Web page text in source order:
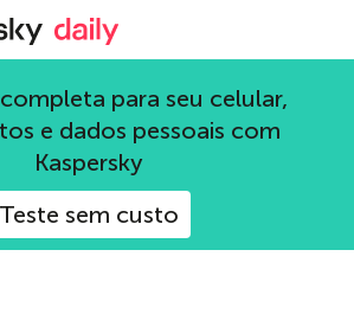
Blog oficial da Kaspersky
para seu celular,
e dados pessoais com
Kaspersky
Teste sem custo